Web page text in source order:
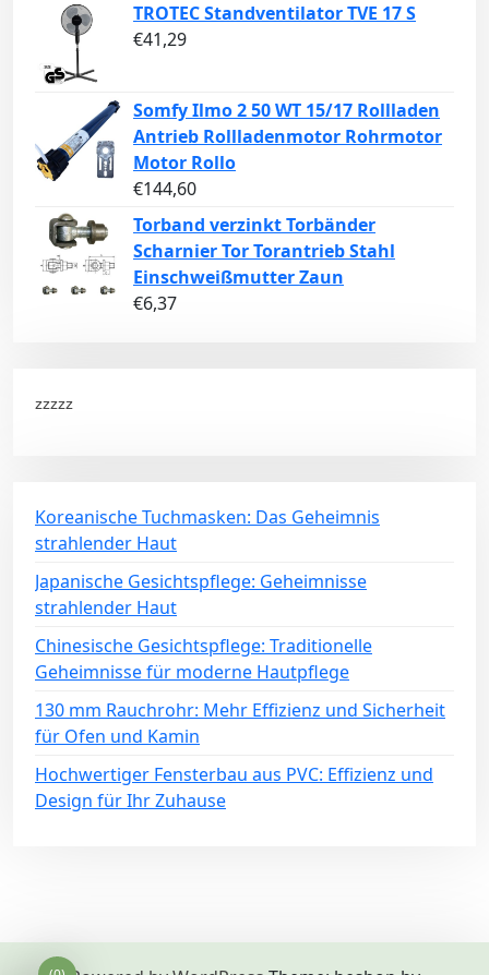
TROTEC Standventilator TVE 17 S
€41,29
Somfy Ilmo 2 50 WT 15/17 Rollladen
Antrieb Rollladenmotor Rohrmotor
Motor Rollo
€144,60
Torband verzinkt Torbänder
Scharnier Tor Torantrieb Stahl
Einschweißmutter Zaun
€6,37
zzzzz
Koreanische Tuchmasken: Das Geheimnis
strahlender Haut
Japanische Gesichtspflege: Geheimnisse
strahlender Haut
Chinesische Gesichtspflege: Traditionelle
Geheimnisse für moderne Hautpflege
130 mm Rauchrohr: Mehr Effizienz und Sicherheit
für Ofen und Kamin
Hochwertiger Fensterbau aus PVC: Effizienz und
Design für Ihr Zuhause